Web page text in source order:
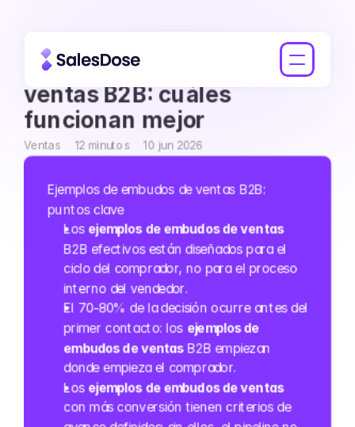
ventas B2B: cuáles
funcionan mejor
Ventas 12 minutos 10 jun 2026
Ejemplos de embudos de ventas B2B:
puntos clave
Los ejemplos de embudos de ventas
B2B efectivos están diseñados para el
ciclo del comprador, no para el proceso
interno del vendedor.
El 70-80% de la decisión ocurre antes del
primer contacto: los ejemplos de
embudos de ventas B2B empiezan
donde empieza el comprador.
Los ejemplos de embudos de ventas
con más conversión tienen criterios de